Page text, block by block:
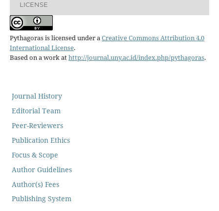
LICENSE
Pythagoras is licensed under aCreative Commons Attribution 4.0
International License.
Based on a work athttp://journal.uny.ac.id/index.php/pythagoras.
Journal History
Editorial Team
Peer-Reviewers
Publication Ethics
Focus & Scope
Author Guidelines
Author(s) Fees
Publishing System